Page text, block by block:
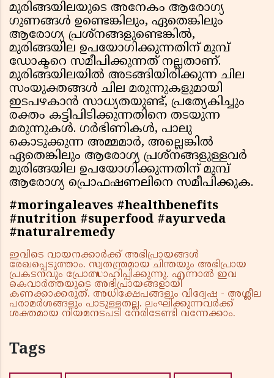
മുരിങ്ങയിലയുടെ അനേകം ആരോഗ്യ
ഗുണങ്ങൾ ഉണ്ടെങ്കിലും, ഏതെങ്കിലും
ആരോഗ്യ പ്രശ്‌നങ്ങളുണ്ടെങ്കിൽ,
മുരിങ്ങയില ഉപയോഗിക്കുന്നതിന് മുമ്പ്
ഡോക്ടറെ സമീപിക്കുന്നത് നല്ലതാണ്.
മുരിങ്ങയിലയിൽ അടങ്ങിയിരിക്കുന്ന ചില
സംയുക്തങ്ങൾ ചില മരുന്നുകളുമായി
ഇടപഴകാൻ സാധ്യതയുണ്ട്, പ്രത്യേകിച്ചും
രക്തം കട്ടിപിടിക്കുന്നതിനെ തടയുന്ന
മരുന്നുകൾ. ഗർഭിണികൾ, പാലു
കൊടുക്കുന്ന അമ്മമാർ, അല്ലെങ്കിൽ
ഏതെങ്കിലും ആരോഗ്യ പ്രശ്‌നങ്ങളുള്ളവർ
മുരിങ്ങയില ഉപയോഗിക്കുന്നതിന് മുമ്പ്
ആരോഗ്യ പ്രൊഫഷണലിനെ സമീപിക്കുക.
#moringaleaves #healthbenefits
#nutrition #superfood #ayurveda
#naturalremedy
ഇവിടെ വായനക്കാർക്ക് അഭിപ്രായങ്ങൾ
രേഖപ്പെടുത്താം. സ്വതന്ത്രമായ ചിന്തയും അഭിപ്രായ
പ്രകടനവും പ്രോത്സാഹിപ്പിക്കുന്നു. എന്നാൽ ഇവ
കെവാർത്തയുടെ അഭിപ്രായങ്ങളായി
കണക്കാക്കരുത്. അധിക്ഷേപങ്ങളും വിദ്വേഷ - അശ്ലീല
പരാമർശങ്ങളും പാടുള്ളതല്ല. ലംഘിക്കുന്നവർക്ക്
ശക്തമായ നിയമനടപടി നേരിടേണ്ടി വന്നേക്കാം.
Tags